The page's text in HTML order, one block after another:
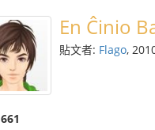
En Ĉinio
貼文者: Flago,
661